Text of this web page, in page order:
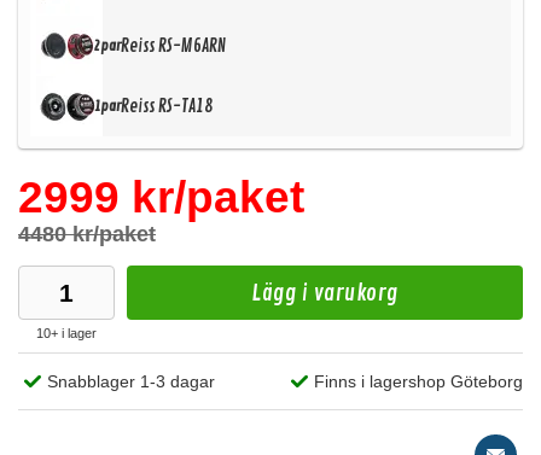
2parReiss RS-M6ARN
1parReiss RS-TA18
2999 kr/paket
4480 kr/paket
10+ i lager
Lägg i varukorg
Snabblager 1-3 dagar Finns i lagershop Göteborg